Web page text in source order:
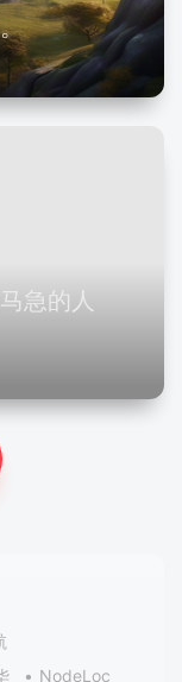
急的人
NodeLoc